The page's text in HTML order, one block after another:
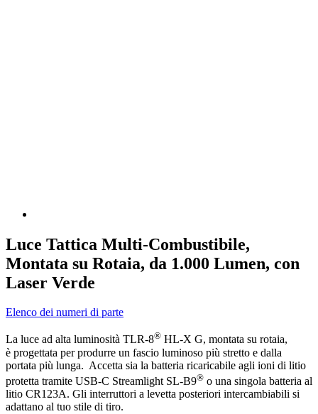
Luce Tattica Multi-Combustibile,
Montata su Rotaia, da 1.000 Lumen, con
Laser Verde
Elenco dei numeri di parte
La luce ad alta luminosità TLR-8® HL-X G, montata su rotaia,
è progettata per produrre un fascio luminoso più stretto e dalla
portata più lunga. Accetta sia la batteria ricaricabile agli ioni di litio
protetta tramite USB-C Streamlight SL-B9® o una singola batteria al
litio CR123A. Gli interruttori a levetta posteriori intercambiabili si
adattano al tuo stile di tiro.